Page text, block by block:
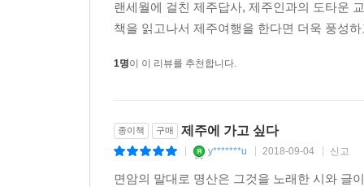
랜세월에 걸친 제주답사, 제주인과의 도타운
책을 읽고나서 제주여행을 한다면 더욱 풍성
1명이 이 리뷰를 추천합니다.
종이책 구매 제주에 가고 싶다
y*******u 2018-09-04 신고
면암의 말대로 명산은 그것을 노래한 시와 글